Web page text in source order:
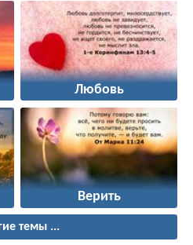
Любовь
Верить
темы ...